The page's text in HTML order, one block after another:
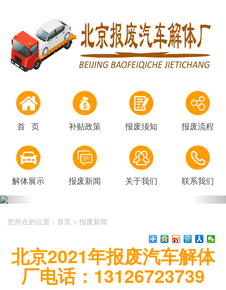
首 页 补贴政策 报废须知 报废流程
解体展示 报废新闻 关于我们 联系我们
您所在的位置： 首页 > 报废新闻
北京2021年报废汽车解体
厂电话：13126723739